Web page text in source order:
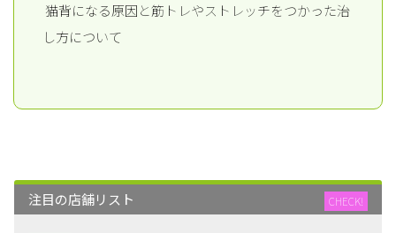
猫背になる原因と筋トレやストレッチをつかった治
し方について
便秘はどうして起こる？解消方法や改善策について
徹底解説
注目の店舗リスト CHECK!